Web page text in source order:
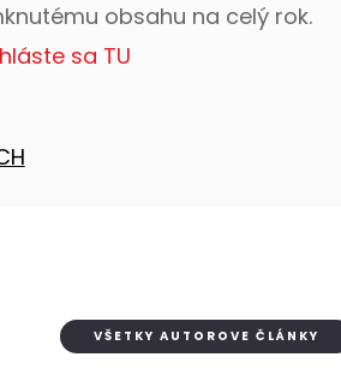
obsahu na celý rok.
sa TU
VŠETKY AUTOROVE ČLÁNKY